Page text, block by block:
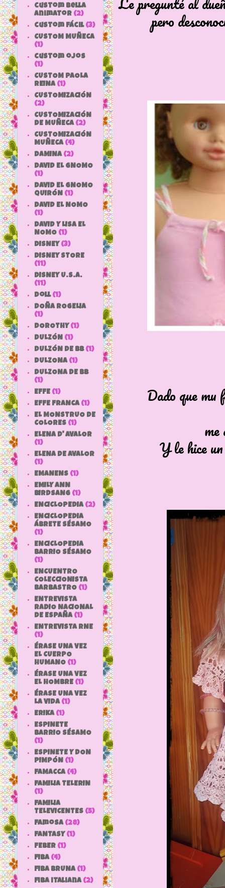
pero
Dado que mu
Y le hice
custom bella
animator (2)
custom fácil (3)
CUSTOM MUÑECA
(1)
custom ojos
(1)
CUSTOM PAOLA
REINA (1)
CUSTOMIZACIÓN
(2)
CUSTOMIZACIÓN
DE MUÑECA (2)
CUSTOMIZACIÓN
MUÑECA (4)
DAMINA (2)
DAVID EL GNOMO
(1)
DAVID EL GNOMO
QUIRÓN (1)
DAVID EL NOMO
(1)
DAVID Y LISA EL
NOMO (1)
DISNEY (3)
DISNEY STORE
(11)
DISNEY U.S.A.
(11)
doll (1)
DOÑA ROGELIA
(1)
DOROTHY (1)
DULZÓN (1)
DULZÓN DE BB (1)
DULZONA (1)
DULZONA DE BB
(1)
EFFE (1)
EFFE FRANCA (1)
EL MONSTRUO DE
COLORES (1)
ELENA D' AVALOR
(1)
ELENA DE AVALOR
(1)
EMANENS (1)
EMILY ANN
BIRDSANG (1)
ENCICLOPEDIA (2)
ENCICLOPEDIA
ÁBRETE SÉSAMO
(1)
ENCICLOPEDIA
BARRIO SÉSAMO
(1)
ENCUENTRO
COLECCIONISTA
BARBASTRO (1)
ENTREVISTA
RADIO NACIONAL
DE ESPAÑA (1)
ENTREVISTA RNE
(1)
ÉRASE UNA VEZ
EL CUERPO
HUMANO (1)
ÉRASE UNA VEZ
EL HOMBRE (1)
ÉRASE UNA VEZ
LA VIDA (1)
ERIKA (1)
ESPINETE
BARRIO SÉSAMO
(1)
ESPINETE Y DON
PIMPÓN (1)
FAMACCA (4)
FAMILIA TELERIN
(1)
FAMILIA
TELEVICENTES (5)
Famosa (28)
FANTASY (1)
FEBER (1)
FIBA (4)
FIBA BRUNA (1)
fiba italiana (2)